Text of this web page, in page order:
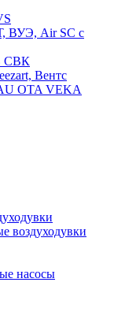
ВУЭ, Air SC с
СВК
Вентс
OTA VEKA
воздуходувки
насосы